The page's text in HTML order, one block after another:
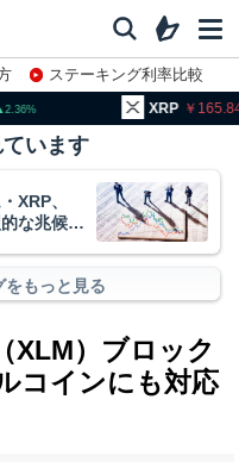
ステーキング利率比較
165.84
います
XRP、
な兆候」
をもっと見る
XLM）ブロック
コインにも対応